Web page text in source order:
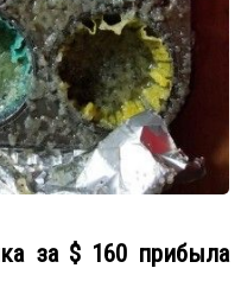
за $ 160 прибыла